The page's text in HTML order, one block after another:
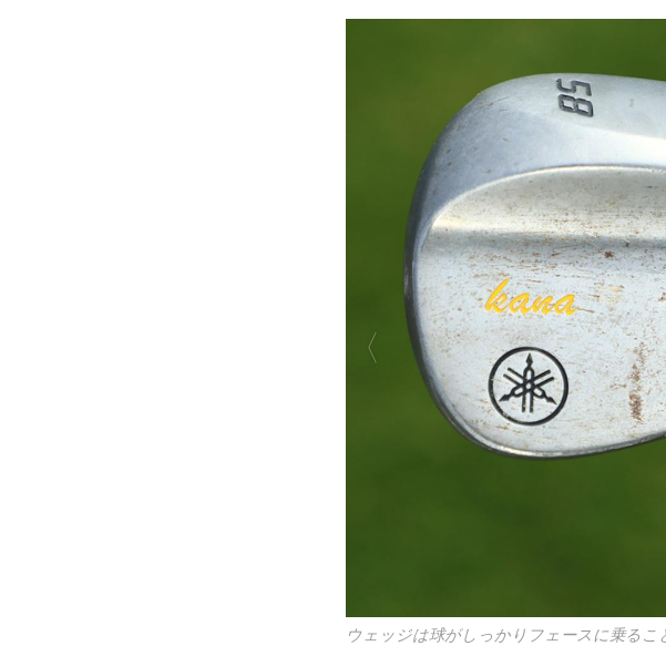
そのため、ネック形状は昔からグースタ